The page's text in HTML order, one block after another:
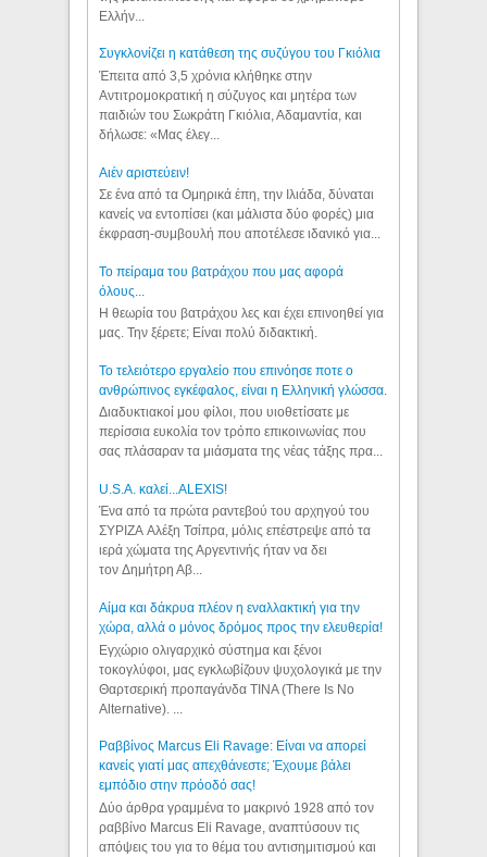
Ελλήν...
Συγκλονίζει η κατάθεση της συζύγου του Γκιόλια
Έπειτα από 3,5 χρόνια κλήθηκε στην
Αντιτρομοκρατική η σύζυγος και μητέρα των
παιδιών του Σωκράτη Γκιόλια, Αδαμαντία, και
δήλωσε: «Μας έλεγ...
Aιέν αριστεύειν!
Σε ένα από τα Ομηρικά έπη, την Ιλιάδα, δύναται
κανείς να εντοπίσει (και μάλιστα δύο φορές) μια
έκφραση-συμβουλή που αποτέλεσε ιδανικό για...
Το πείραμα του βατράχου που μας αφορά
όλους...
Η θεωρία του βατράχου λες και έχει επινοηθεί για
μας. Την ξέρετε; Είναι πολύ διδακτική.
Το τελειότερο εργαλείο που επινόησε ποτε ο
ανθρώπινος εγκέφαλος, είναι η Ελληνική γλώσσα.
Διαδυκτιακοί μου φίλοι, που υιοθετίσατε με
περίσσια ευκολία τον τρόπο επικοινωνίας που
σας πλάσαραν τα μιάσματα της νέας τάξης πρα...
U.S.A. καλεί...ALEXIS!
Ένα από τα πρώτα ραντεβού του αρχηγού του
ΣΥΡΙΖΑ Αλέξη Τσίπρα, μόλις επέστρεψε από τα
ιερά χώματα της Αργεντινής ήταν να δει
τον Δημήτρη Αβ...
Αίμα και δάκρυα πλέον η εναλλακτική για την
χώρα, αλλά ο μόνος δρόμος προς την ελευθερία!
Εγχώριο ολιγαρχικό σύστημα και ξένοι
τοκογλύφοι, μας εγκλωβίζουν ψυχολογικά με την
Θαρτσερική προπαγάνδα TINA (There Is No
Alternative). ...
Ραββίνος Marcus Eli Ravage: Είναι να απορεί
κανείς γιατί μας απεχθάνεστε; Έχουμε βάλει
εμπόδιο στην πρόοδό σας!
Δύο άρθρα γραμμένα το μακρινό 1928 από τον
ραββίνο Marcus Eli Ravage, αναπτύσουν τις
απόψεις του για το θέμα του αντισημιτισμού και